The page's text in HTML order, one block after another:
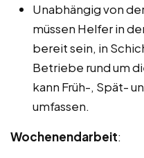
Unabhängig von
müssen Helfer in
bereit sein, in
Betriebe rund um
kann Früh-, Spät-
umfassen.
Wochenendarbeit: